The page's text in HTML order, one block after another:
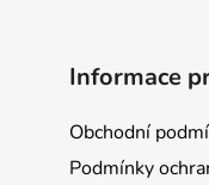
Informace
Obchodní
Podmínky